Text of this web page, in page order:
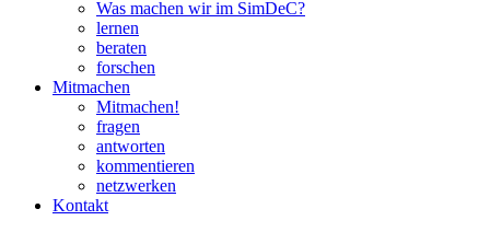
Was machen wir im SimDeC?
lernen
beraten
forschen
Mitmachen
Mitmachen!
fragen
antworten
kommentieren
netzwerken
Kontakt